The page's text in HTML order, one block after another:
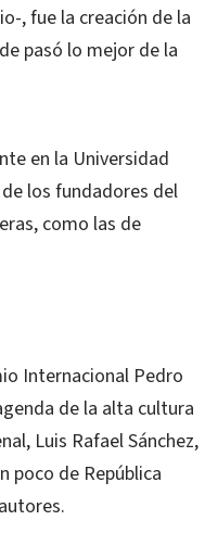
, fue la creación de la
pasó lo mejor de la
en la Universidad
los fundadores del
como las de
Internacional Pedro
de la alta cultura
Luis Rafael Sánchez,
poco de República